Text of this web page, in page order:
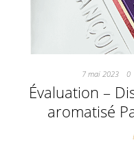
7 mai 2023 0
Évaluation –
aromatisé